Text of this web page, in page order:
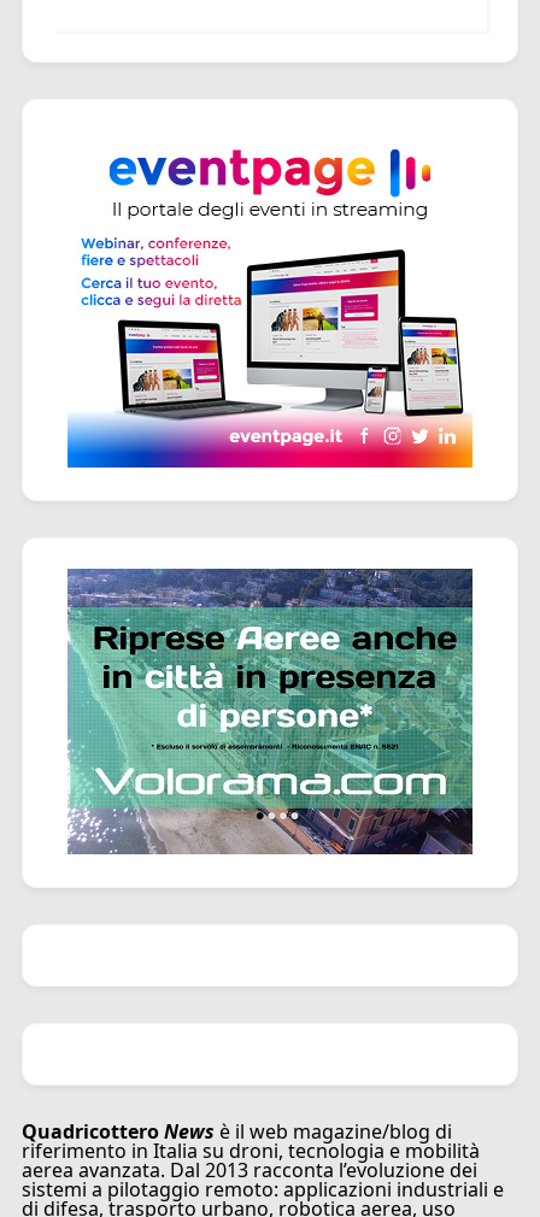
QuadricotteroNews è il web magazine/blog di
riferimento in Italia su droni, tecnologia e mobilità
aerea avanzata. Dal 2013 racconta l’evoluzione dei
sistemi a pilotaggio remoto: applicazioni industriali e
di difesa, trasporto urbano, robotica aerea, uso